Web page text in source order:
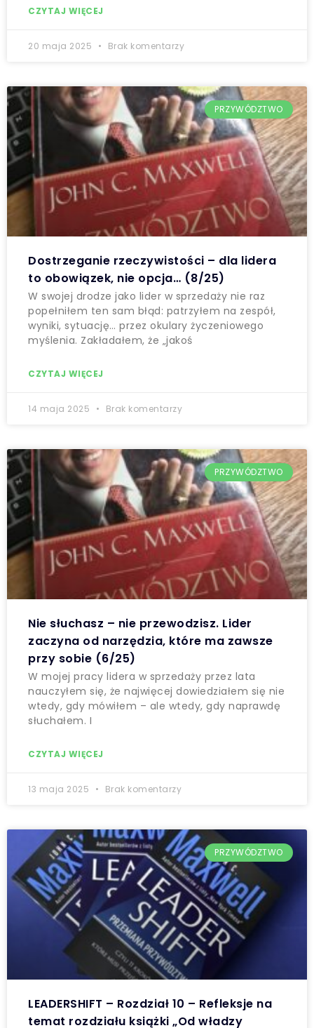
CZYTAJ WIĘCEJ
20 maja 2025 Brak komentarzy
PRZYWÓDZTWO
Dostrzeganie rzeczywistości – dla lidera
to obowiązek, nie opcja… (8/25)
W swojej drodze jako lider w sprzedaży nie raz
popełniłem ten sam błąd: patrzyłem na zespół,
wyniki, sytuację… przez okulary życzeniowego
myślenia. Zakładałem, że „jakoś
CZYTAJ WIĘCEJ
14 maja 2025 Brak komentarzy
PRZYWÓDZTWO
Nie słuchasz – nie przewodzisz. Lider
zaczyna od narzędzia, które ma zawsze
przy sobie (6/25)
W mojej pracy lidera w sprzedaży przez lata
nauczyłem się, że najwięcej dowiedziałem się nie
wtedy, gdy mówiłem – ale wtedy, gdy naprawdę
słuchałem. I
CZYTAJ WIĘCEJ
13 maja 2025 Brak komentarzy
PRZYWÓDZTWO
LEADERSHIFT – Rozdział 10 – Refleksje na
temat rozdziału książki „Od władzy